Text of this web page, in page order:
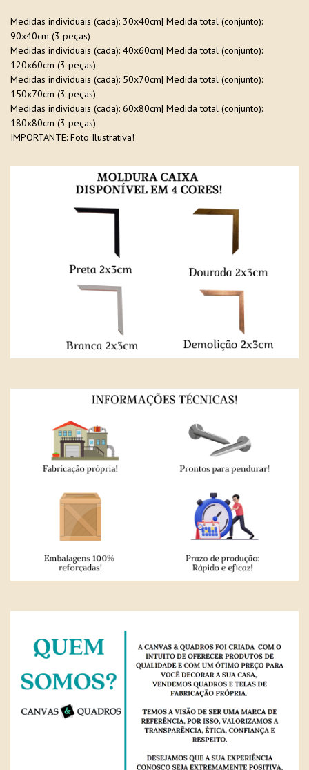
Medidas individuais (cada): 30x40cm| Medida total (conjunto):
90x40cm (3 peças)
Medidas individuais (cada): 40x60cm| Medida total (conjunto):
120x60cm (3 peças)
Medidas individuais (cada): 50x70cm| Medida total (conjunto):
150x70cm (3 peças)
Medidas individuais (cada): 60x80cm| Medida total (conjunto):
180x80cm (3 peças)
IMPORTANTE: Foto Ilustrativa!